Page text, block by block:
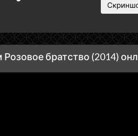
братство (2014)